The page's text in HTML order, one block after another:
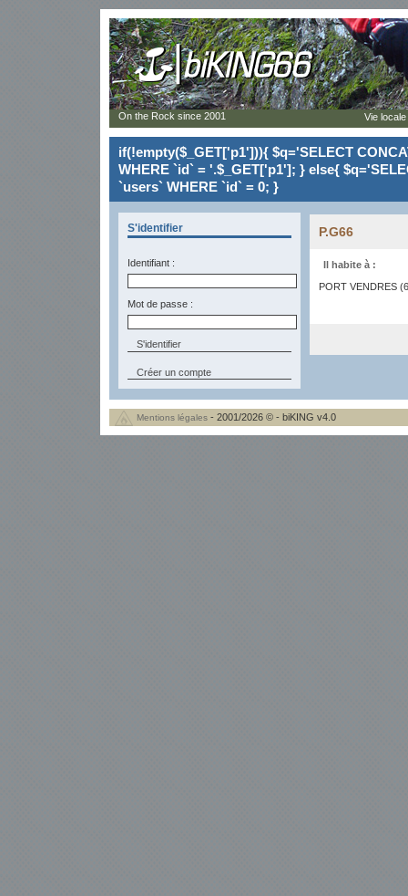
if(!empty($_GET['p1'])){ $q='SELECT
WHERE `id` = '.$_GET['p1']; } else{
`users` WHERE `id` = 0; }
S'identifier
Identifiant :
Mot de passe :
Créer un compte
P.G66
Il habite à :
PORT VENDRES
On the Rock since 2001 Vie
Mentions légales - 2001/2026 © - biKING v4.0